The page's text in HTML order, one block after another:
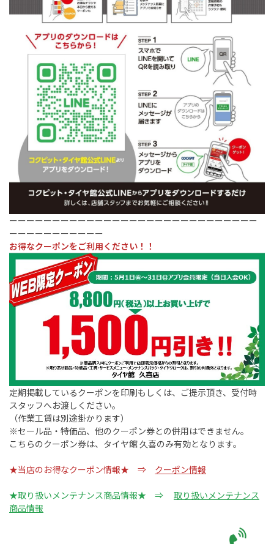
ーーーーーーーーーーーーーーーーーーーーーーーーーーーーー
ーーーーーーーーーーー
お得なクーポンをご利用ください！！
定期掲載しているクーポンを印刷もしくは、ご提示頂き、受付時
スタッフへお渡しください。
（作業工賃は別途掛かります）
※セール品・特価品、他のクーポン券との併用はできません。
こちらのクーポン券は、タイヤ館 久喜のみ有効となります。
★当店のお得なクーポン情報★ ⇒ クーポン情報
★取り扱いメンテナンス商品情報★ ⇒
取り扱いメンテナンス
商品情報